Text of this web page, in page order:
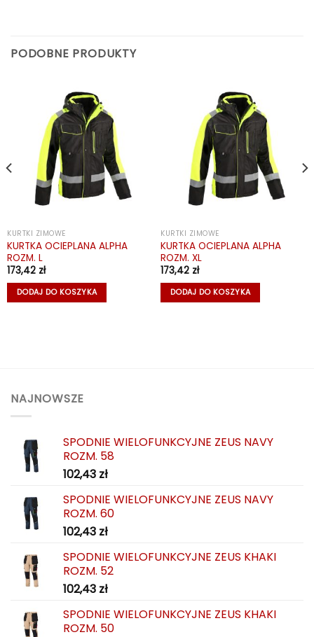
PODOBNE PRODUKTY
KURTKI ZIMOWE
KURTKA OCIEPLANA ALPHA
ROZM. L
173,42 zł
DODAJ DO KOSZYKA
KURTKI ZIMOWE
KURTKA OCIEPLANA ALPHA
ROZM. XL
173,42 zł
DODAJ DO KOSZYKA
NAJNOWSZE
SPODNIE WIELOFUNKCYJNE ZEUS NAVY
ROZM. 58
102,43 zł
SPODNIE WIELOFUNKCYJNE ZEUS NAVY
ROZM. 60
102,43 zł
SPODNIE WIELOFUNKCYJNE ZEUS KHAKI
ROZM. 52
102,43 zł
SPODNIE WIELOFUNKCYJNE ZEUS KHAKI
ROZM. 50